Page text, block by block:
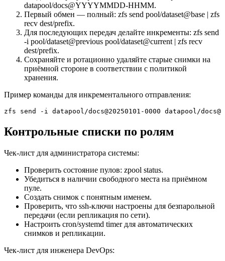
datapool/docs@YYYYMMDD-HHMM.
Первый обмен — полный: zfs send pool/dataset@base | zfs
recv dest/prefix.
Для последующих передач делайте инкременты: zfs send
-i pool/dataset@previous pool/dataset@current | zfs recv
dest/prefix.
Сохраняйте и ротационно удаляйте старые снимки на
приёмной стороне в соответствии с политикой
хранения.
Пример команды для инкрементального отправления:
zfs send -i datapool/docs@20250101-0000 datapool/
Контрольные списки по ролям
Чек-лист для администратора системы:
Проверить состояние пулов: zpool status.
Убедиться в наличии свободного места на приёмном
пуле.
Создать снимок с понятным именем.
Проверить, что ssh-ключи настроены для безпарольной
передачи (если репликация по сети).
Настроить cron/systemd timer для автоматических
снимков и репликации.
Чек-лист для инженера DevOps: